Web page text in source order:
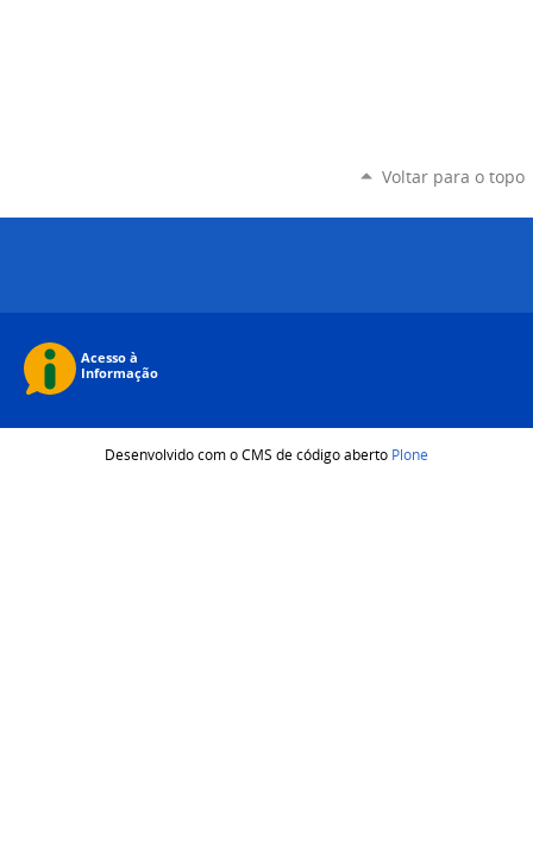
Voltar para o topo
Desenvolvido com o CMS de código aberto Plone